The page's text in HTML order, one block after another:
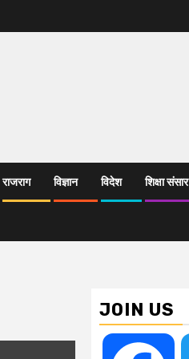
राजराग विज्ञान विदेश शिक्षा संसार
JOIN US